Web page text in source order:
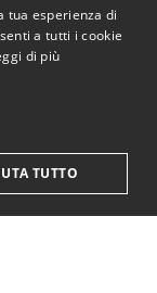
tua esperienza di
a tutti i cookie
di più
TUTTO